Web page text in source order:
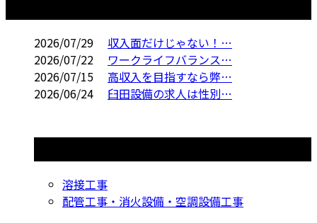
2026/07/29
収入面だけじゃない！…
2026/07/22
ワークライフバランス…
2026/07/15
高収入を目指すなら弊…
2026/06/24
臼田設備の求人は性別…
溶接工事
配管工事・消火設備・空調設備工事